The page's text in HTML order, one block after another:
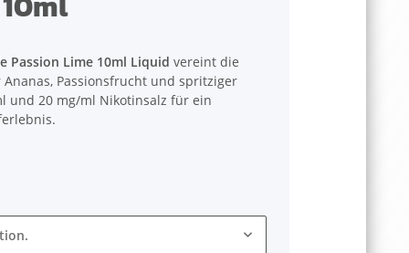
Passion Lime 10ml Liquid vereint die
Passionsfrucht und spritziger
und 20 mg/ml Nikotinsalz für ein